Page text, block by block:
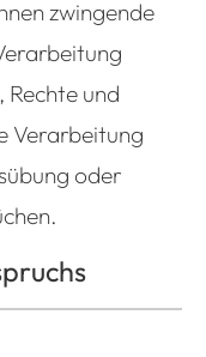
zwingende
Rechte und
Verarbeitung
oder